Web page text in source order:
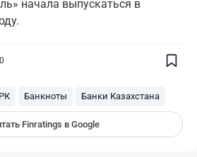
начала выпускаться в
0
Банкноты Банки Казахстана
Finratings в Google
вам